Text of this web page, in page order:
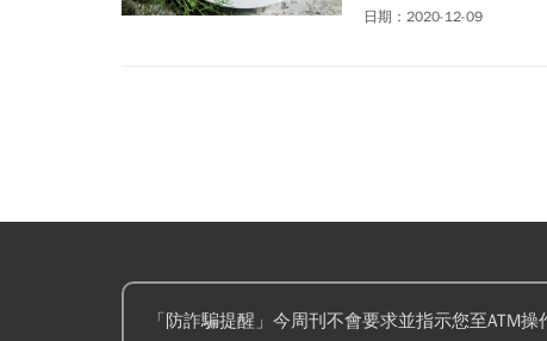
尋香的美味。
日期：2020-12-09
「防詐騙提醒」今周刊不會要求並指示您至ATM